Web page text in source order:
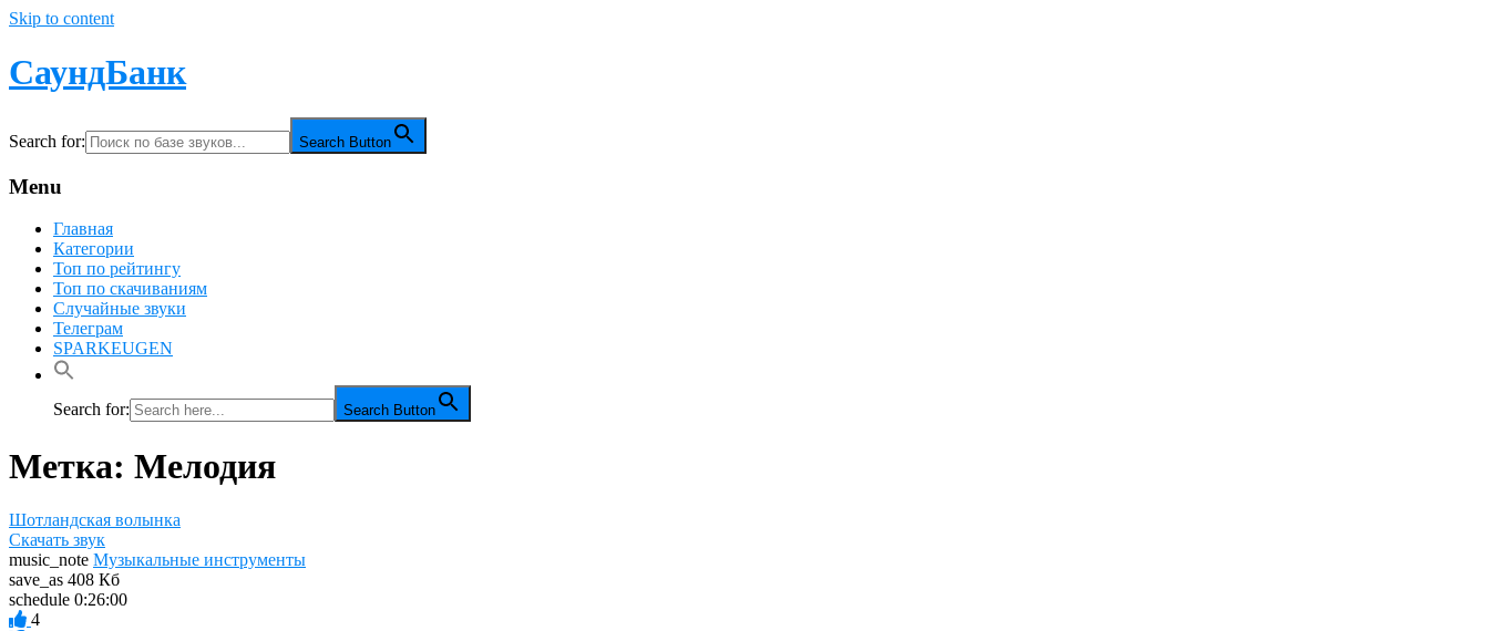
Skip to content
СаундБанк
Search for: Search Button
Menu
Главная
Категории
Топ по рейтингу
Топ по скачиваниям
Случайные звуки
Телеграм
SPARKEUGEN
Search for: Search Button
Метка: Мелодия
Шотландская волынка
Скачать звук
music_note Музыкальные инструменты
save_as 408 Кб
schedule 0:26:00
4